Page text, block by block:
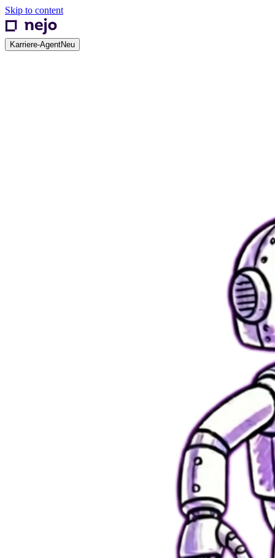
Skip to content
Karriere-AgentNeu